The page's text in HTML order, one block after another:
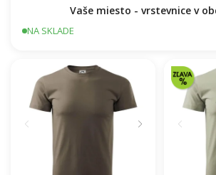
Vaše miesto - vrstevnice v
NA SKLADE